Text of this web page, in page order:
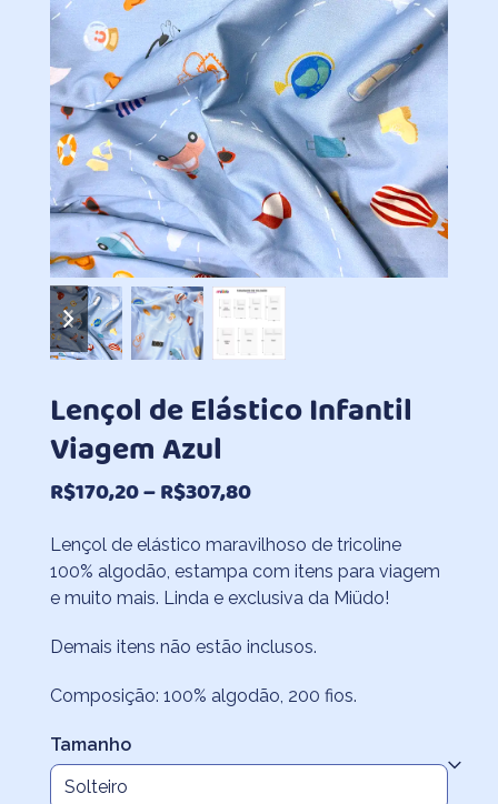
previous
slide
next
slide
Lençol de Elástico Infantil
Viagem Azul
R$170,20–R$307,80Faixa
preço:
R$170,20
R$307,80
Lençol de elástico maravilhoso de tricoline
100% algodão, estampa com itens para viagem
e muito mais. Linda e exclusiva da Miüdo!
Demais itens não estão inclusos.
Composição: 100% algodão, 200 fios.
Tamanho